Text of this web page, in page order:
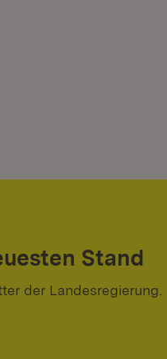
Stand
der Landesregierung.